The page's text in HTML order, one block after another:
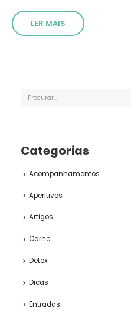
LER MAIS
Categorias
Acompanhamentos
Aperitivos
Artigos
Carne
Detox
Dicas
Entradas